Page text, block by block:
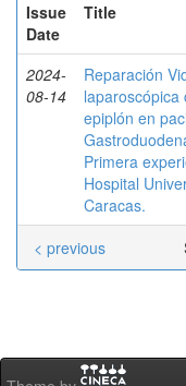
Issue
Date
Title
2024-
08-14
Reparación
epiplón en
Primera
Hospital
Caracas.
< previous